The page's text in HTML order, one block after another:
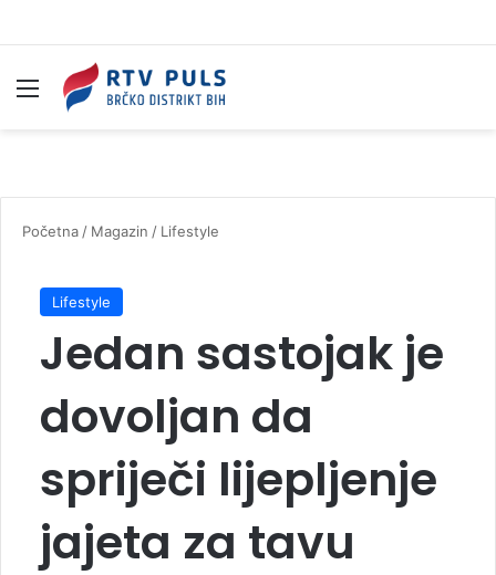
Izbornik
Početna / Magazin / Lifestyle
Lifestyle
Jedan sastojak je
dovoljan da
spriječi lijepljenje
jajeta za tavu